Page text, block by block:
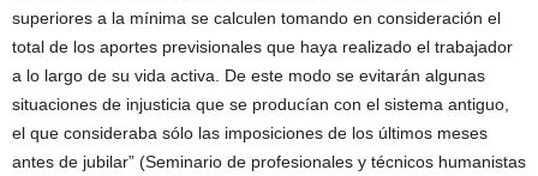
superiores a la mínima se calculen tomando en consideración el
total de los aportes previsionales que haya realizado el trabajador
a lo largo de su vida activa. De este modo se evitarán algunas
situaciones de injusticia que se producían con el sistema antiguo,
el que consideraba sólo las imposiciones de los últimos meses
antes de jubilar” (Seminario de profesionales y técnicos humanistas